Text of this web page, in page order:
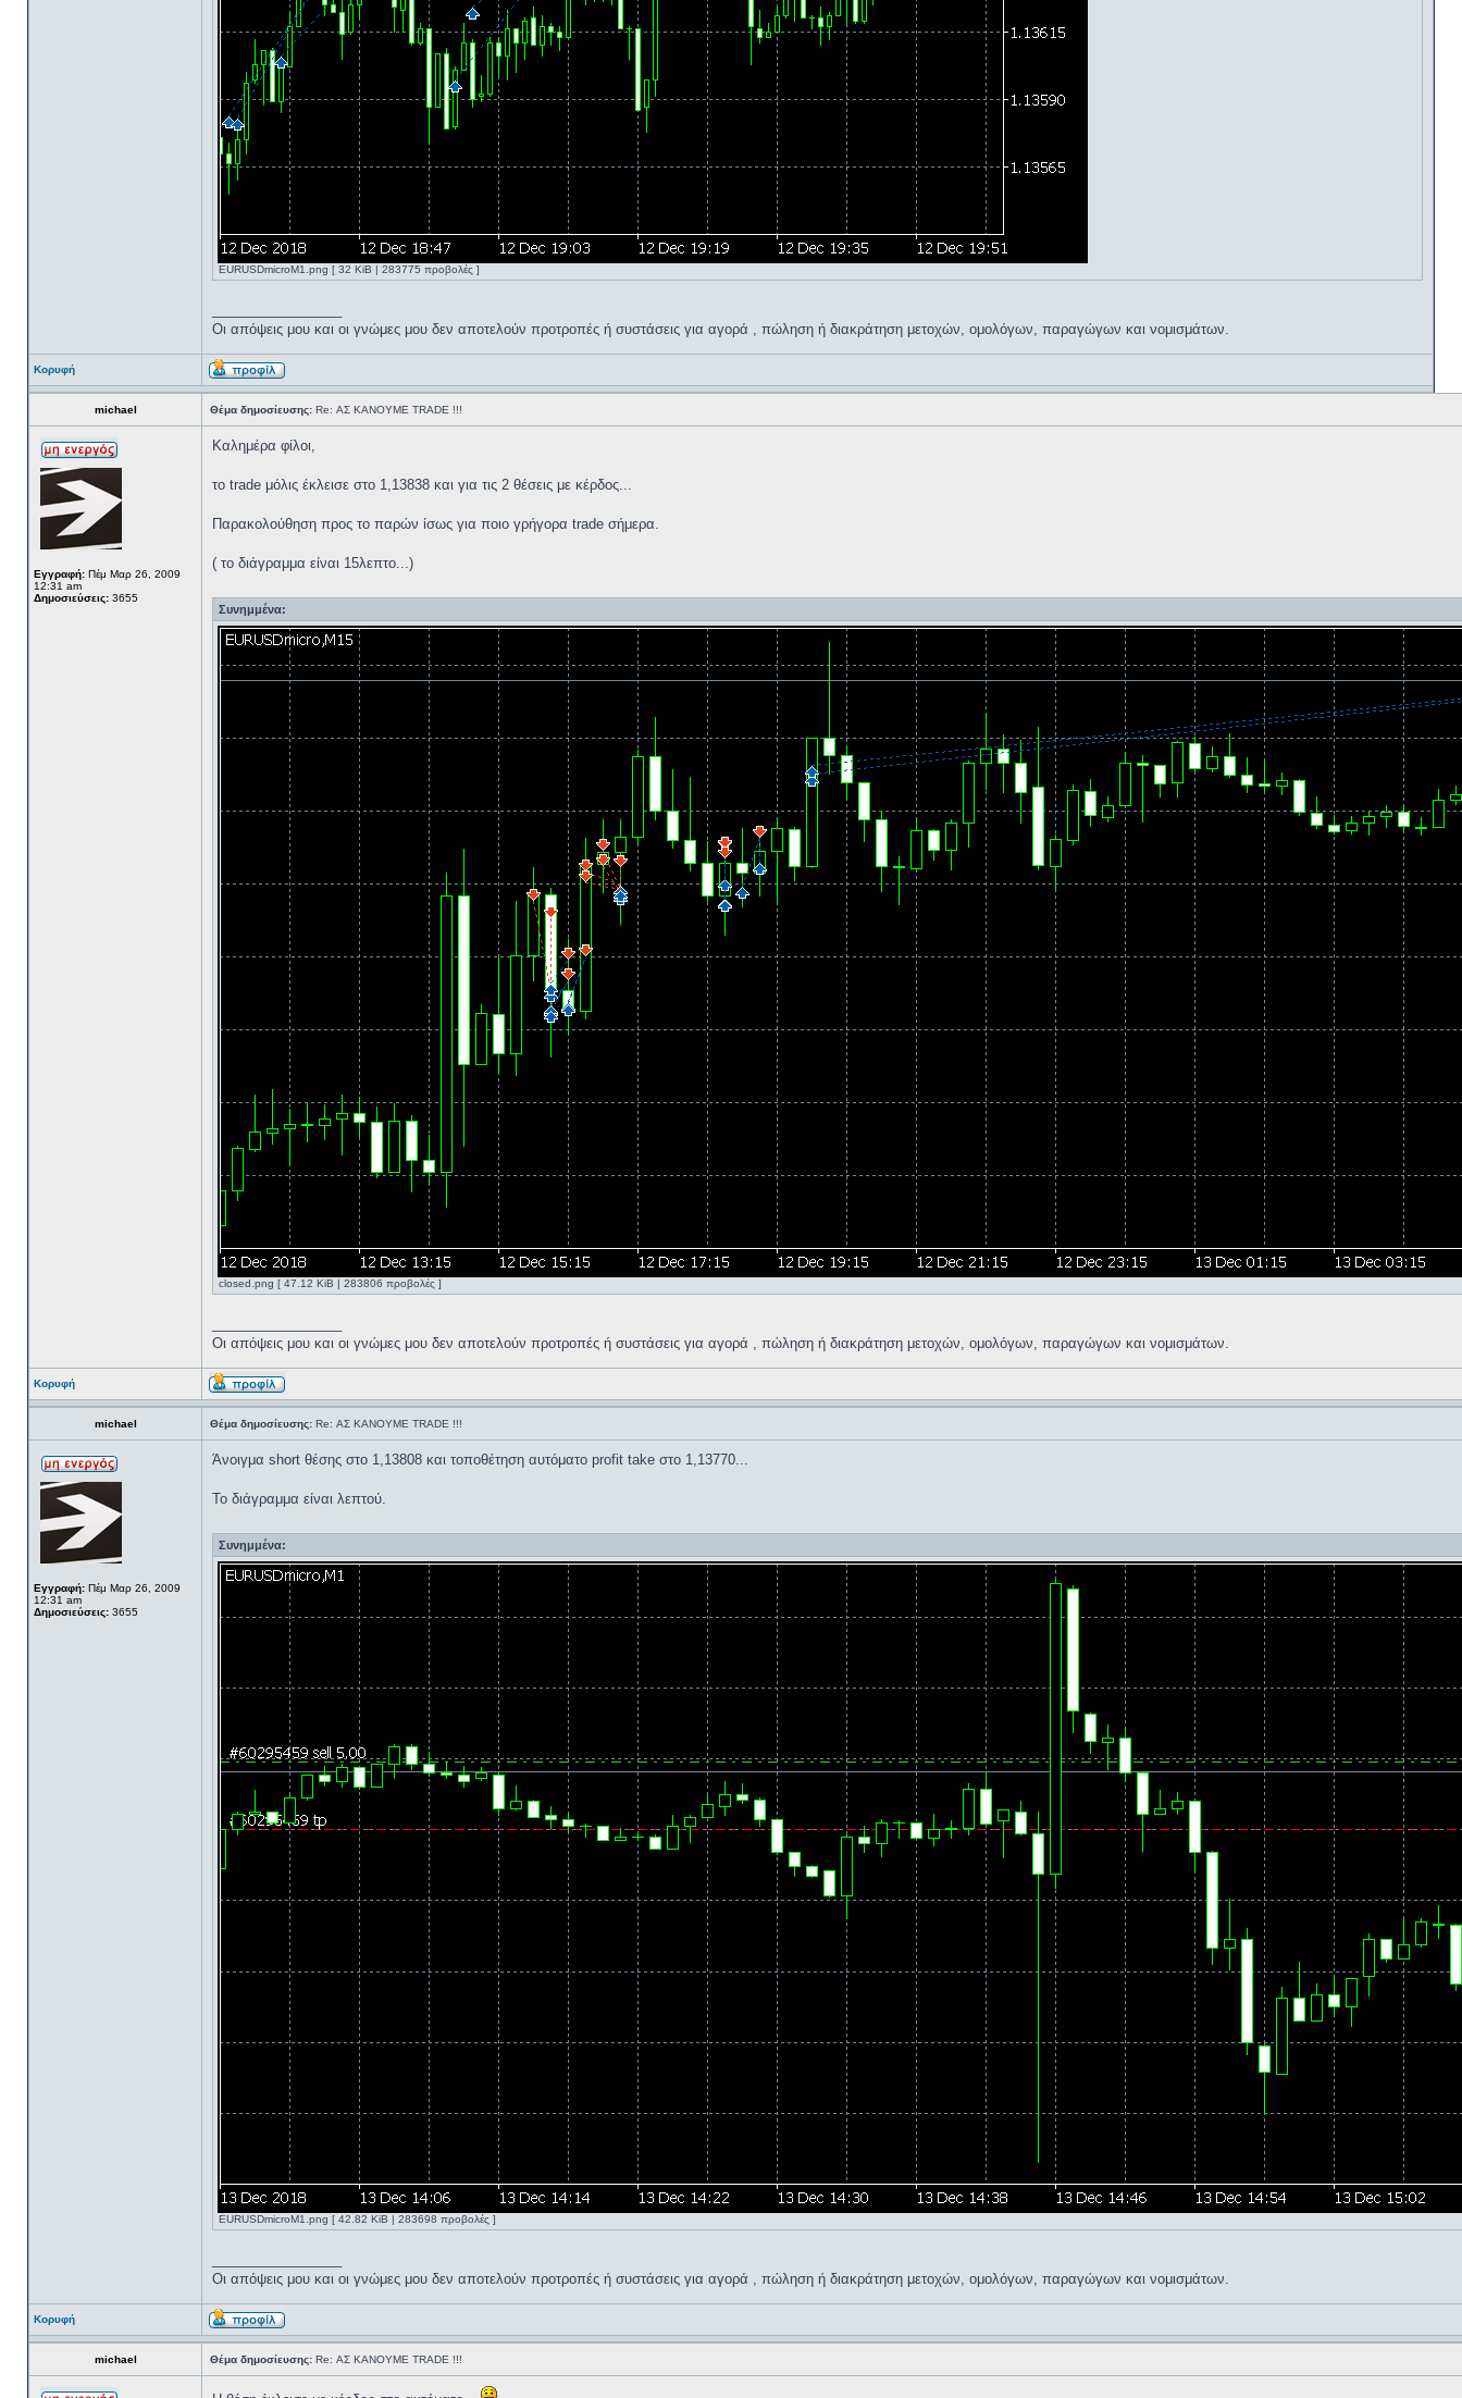
EURUSDmicroM1.png [ 32 KiB | 283775 προβολές ]
Oι απόψεις μου και οι γνώμες μου δεν αποτελούν προτροπές ή συστάσεις για αγορά , πώληση ή διακράτηση μετοχών, ομολόγων, παραγώγων και νομισμάτων.
Κορυφή
michael Θέμα δημοσίευσης: Re: ΑΣ ΚΑΝΟΥΜΕ TRADE !!!
Εγγραφή: Πέμ Μαρ 26, 2009
12:31 am
Δημοσιεύσεις: 3655
Καλημέρα φίλοι,
το trade μόλις έκλεισε στο 1,13838 και για τις 2 θέσεις με κέρδος...
Παρακολούθηση προς το παρών ίσως για ποιο γρήγορα trade σήμερα.
( το διάγραμμα είναι 15λεπτο...)
Συνημμένα:
closed.png [ 47.12 KiB | 283806 προβολές ]
Oι απόψεις μου και οι γνώμες μου δεν αποτελούν προτροπές ή συστάσεις για αγορά , πώληση ή διακράτηση μετοχών, ομολόγων, παραγώγων και νομισμάτων.
Κορυφή
michael Θέμα δημοσίευσης: Re: ΑΣ ΚΑΝΟΥΜΕ TRADE !!!
Εγγραφή: Πέμ Μαρ 26, 2009
12:31 am
Δημοσιεύσεις: 3655
Άνοιγμα short θέσης στο 1,13808 και τοποθέτηση αυτόματο profit take στο 1,13770...
Το διάγραμμα είναι λεπτού.
Συνημμένα:
EURUSDmicroM1.png [ 42.82 KiB | 283698 προβολές ]
Oι απόψεις μου και οι γνώμες μου δεν αποτελούν προτροπές ή συστάσεις για αγορά , πώληση ή διακράτηση μετοχών, ομολόγων, παραγώγων και νομισμάτων.
Κορυφή
michael Θέμα δημοσίευσης: Re: ΑΣ ΚΑΝΟΥΜΕ TRADE !!!